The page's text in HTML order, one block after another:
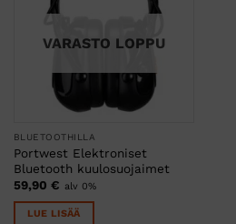
VARASTO LOPPU
BLUETOOTHILLA
Portwest Elektroniset
Bluetooth kuulosuojaimet
59,90 € alv 0%
LUE LISÄÄ